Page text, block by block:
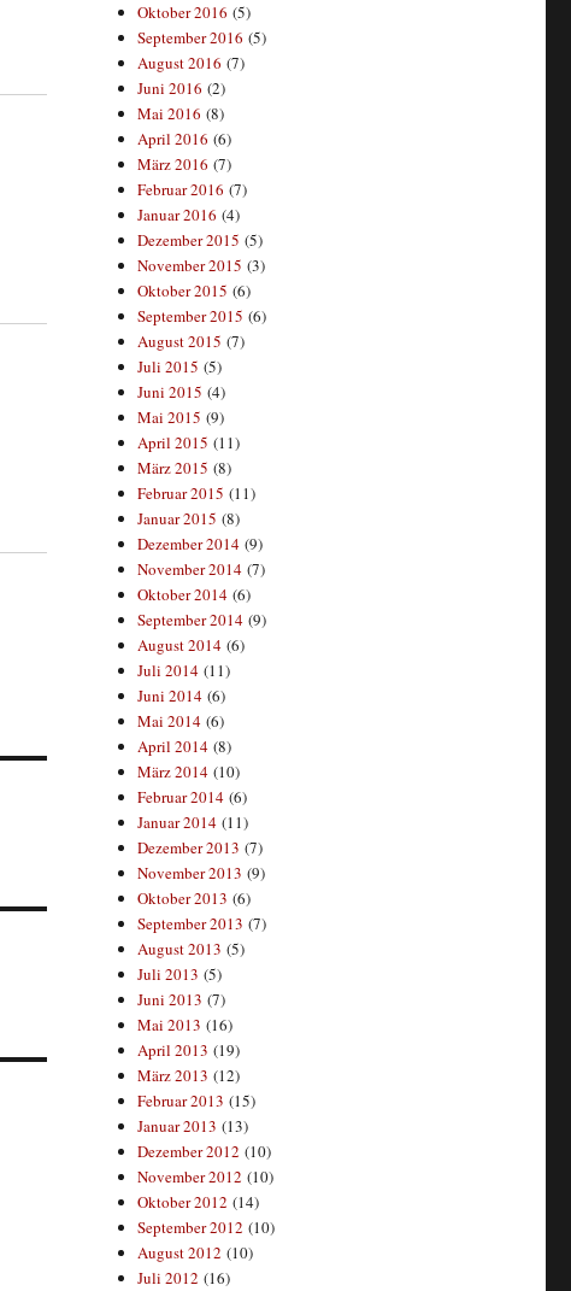
Oktober 2016 (5)
September 2016 (5)
August 2016 (7)
Juni 2016 (2)
Mai 2016 (8)
April 2016 (6)
März 2016 (7)
Februar 2016 (7)
Januar 2016 (4)
Dezember 2015 (5)
November 2015 (3)
Oktober 2015 (6)
September 2015 (6)
August 2015 (7)
Juli 2015 (5)
Juni 2015 (4)
Mai 2015 (9)
April 2015 (11)
März 2015 (8)
Februar 2015 (11)
Januar 2015 (8)
Dezember 2014 (9)
November 2014 (7)
Oktober 2014 (6)
September 2014 (9)
August 2014 (6)
Juli 2014 (11)
Juni 2014 (6)
Mai 2014 (6)
April 2014 (8)
März 2014 (10)
Februar 2014 (6)
Januar 2014 (11)
Dezember 2013 (7)
November 2013 (9)
Oktober 2013 (6)
September 2013 (7)
August 2013 (5)
Juli 2013 (5)
Juni 2013 (7)
Mai 2013 (16)
April 2013 (19)
März 2013 (12)
Februar 2013 (15)
Januar 2013 (13)
Dezember 2012 (10)
November 2012 (10)
Oktober 2012 (14)
September 2012 (10)
August 2012 (10)
Juli 2012 (16)